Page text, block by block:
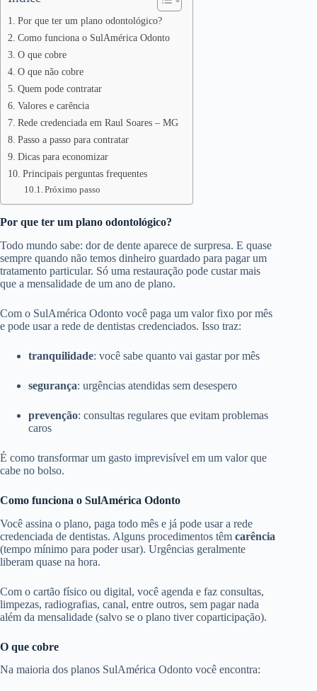
Por que ter um plano odontológico?
Como funciona o SulAmérica Odonto
O que cobre
O que não cobre
Quem pode contratar
Valores e carência
Rede credenciada em Raul Soares – MG
Passo a passo para contratar
Dicas para economizar
Principais perguntas frequentes
Próximo passo
Por que ter um plano odontológico?
Todo mundo sabe: dor de dente aparece de surpresa. E quase
sempre quando não temos dinheiro guardado para pagar um
tratamento particular. Só uma restauração pode custar mais
que a mensalidade de um ano de plano.
Com o SulAmérica Odonto você paga um valor fixo por mês
e pode usar a rede de dentistas credenciados. Isso traz:
tranquilidade: você sabe quanto vai gastar por mês
segurança: urgências atendidas sem desespero
prevenção: consultas regulares que evitam problemas
caros
É como transformar um gasto imprevisível em um valor que
cabe no bolso.
Como funciona o SulAmérica Odonto
Você assina o plano, paga todo mês e já pode usar a rede
credenciada de dentistas. Alguns procedimentos têm carência
(tempo mínimo para poder usar). Urgências geralmente
liberam quase na hora.
Com o cartão físico ou digital, você agenda e faz consultas,
limpezas, radiografias, canal, entre outros, sem pagar nada
além da mensalidade (salvo se o plano tiver coparticipação).
O que cobre
Na maioria dos planos SulAmérica Odonto você encontra: